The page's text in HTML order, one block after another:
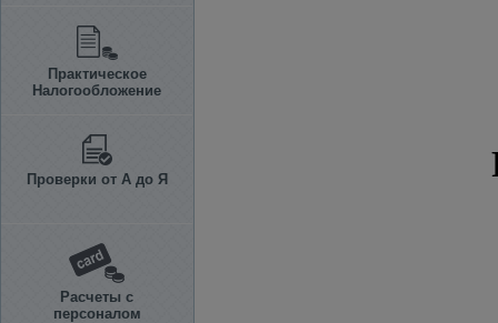
Практическое
Налогообложение
Проверки от А до Я
Расчеты с
персоналом